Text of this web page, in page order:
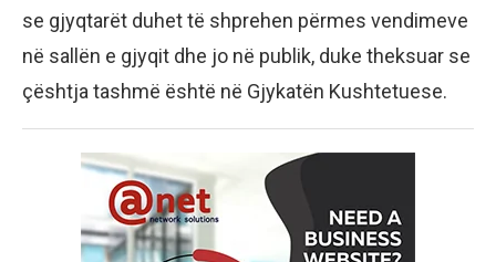
se gjyqtarët duhet të shprehen përmes vendimeve
në sallën e gjyqit dhe jo në publik, duke theksuar se
çështja tashmë është në Gjykatën Kushtetuese.